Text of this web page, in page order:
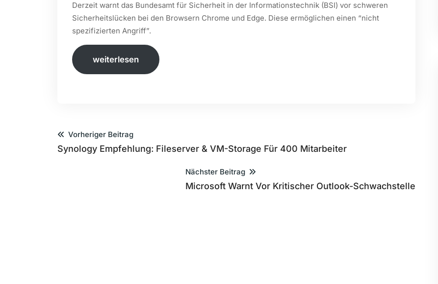
Derzeit warnt das Bundesamt für Sicherheit in der Informationstechnik (BSI) vor schweren
Sicherheitslücken bei den Browsern Chrome und Edge. Diese ermöglichen einen “nicht
spezifizierten Angriff”.
weiterlesen
Vorheriger Beitrag
Synology Empfehlung: Fileserver & VM-Storage Für 400 Mitarbeiter
Nächster Beitrag
Microsoft Warnt Vor Kritischer Outlook-Schwachstelle